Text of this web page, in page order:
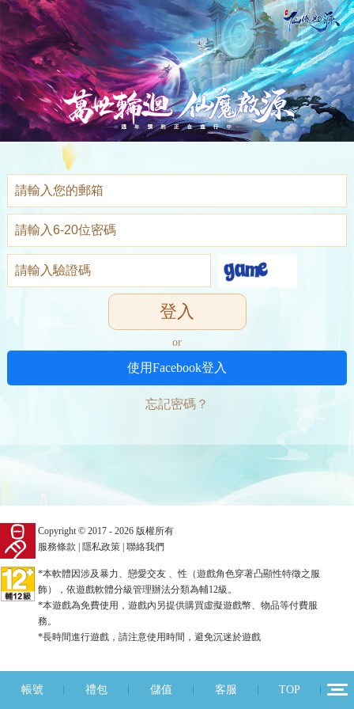
登入
or
使用Facebook登入
忘記密碼？
Copyright © 2017 - 2026 版權所有
服務條款
隱私政策 聯絡我們
*本軟體因涉及暴力、戀愛交友 、性（遊戲角色穿著凸顯性特徵之服
飾），依遊戲軟體分級管理辦法分類為輔12級。
*本遊戲為免費使用，遊戲內另提供購買虛擬遊戲幣、物品等付費服
務。
*長時間進行遊戲，請注意使用時間，避免沉迷於遊戲
帳號 禮包 儲值 客服 TOP 12